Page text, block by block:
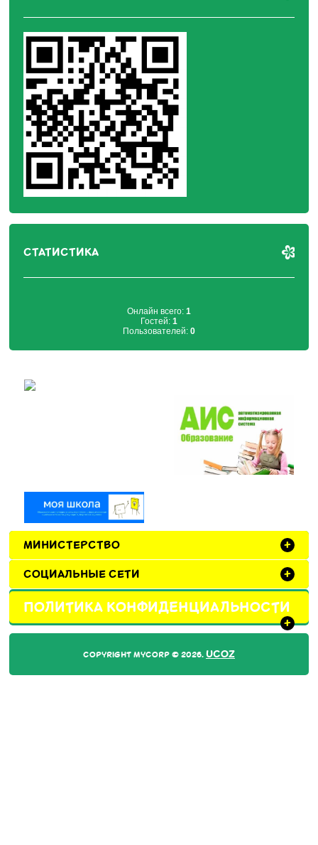
СТАТИСТИКА
Онлайн всего: 1
Гостей: 1
Пользователей: 0
МИНИСТЕРСТВО +
СОЦИАЛЬНЫЕ СЕТИ +
ПОЛИТИКА КОНФИДЕНЦИАЛЬНОСТИ
+
COPYRIGHT MYCORP © 2026. UCOZ